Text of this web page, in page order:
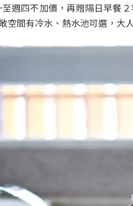
週四不加價，再贈隔日早餐
空間有冷水、熱水池可選，大